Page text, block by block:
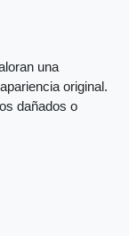
una
original.
dañados o